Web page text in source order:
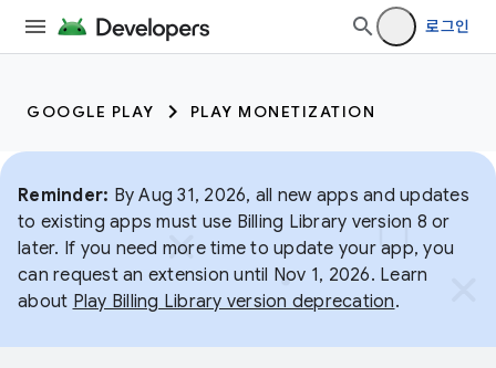
로그인
GOOGLE PLAY PLAY MONETIZATION
Reminder: By Aug 31, 2026, all new apps and updates
to existing apps must use Billing Library version 8 or
later. If you need more time to update your app, you
can request an extension until Nov 1, 2026. Learn
about Play Billing Library version deprecation.